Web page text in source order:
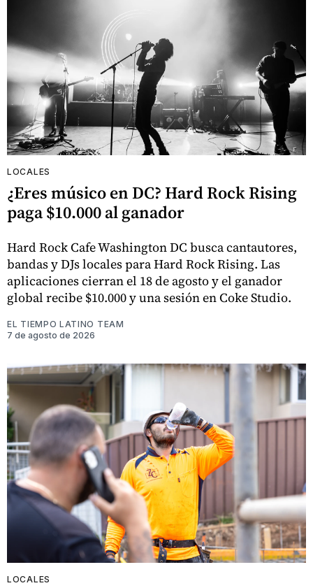
LOCALES
¿Eres músico en DC? Hard Rock Rising
paga $10.000 al ganador
Hard Rock Cafe Washington DC busca cantautores,
bandas y DJs locales para Hard Rock Rising. Las
aplicaciones cierran el 18 de agosto y el ganador
global recibe $10.000 y una sesión en Coke Studio.
EL TIEMPO LATINO TEAM
7 de agosto de 2026
LOCALES